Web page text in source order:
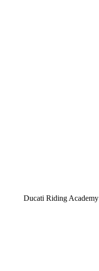
Ducati Riding Academy